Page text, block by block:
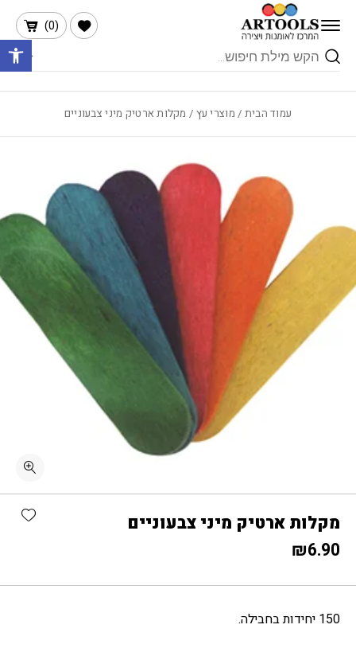
Skip to Content
Products
search
(
0
)
הרשימה שלי
עמוד הבית / מוצרי עץ / מקלות ארטיק מיני צבעוניים
מקלות ארטיק מיני צבעוניים
₪6.90
150 יחידות בחבילה.
בחזרה למעלה